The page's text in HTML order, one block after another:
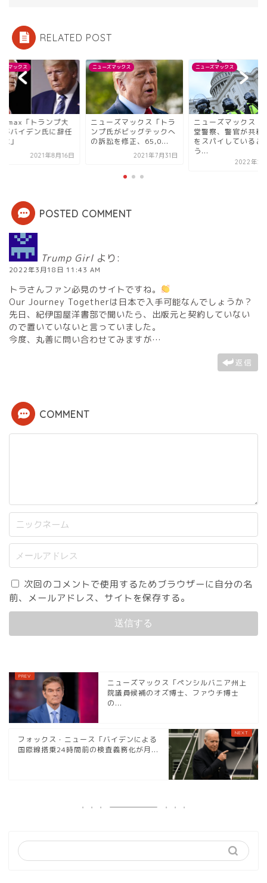
RELATED POST
ズマックス
ズマックス「トラ
氏がビッグテックへ
訟を修正、65,0...
2021年7月31日
ニューズマックス
ニューズマックス「議事
堂警察、警官が共和党員
をスパイしているとい
ニューズマックス
Newsmax「トラン
統領がバイデン氏に
を要求」
POSTED COMMENT
Trump Girl より:
2022年3月18日 11:43 AM
トラさんファン必見のサイトですね。
Our Journey Togetherは日本で入手可能なんでしょうか？
先日、紀伊国屋洋書部で聞いたら、出版元と契約していない
ので置いていないと言っていました。
今度、丸善に問い合わせてみますが…
返信
COMMENT
次回のコメントで使用するためブラウザーに自分の名
前、メールアドレス、サイトを保存する。
ニューズマックス「ペンシルバニア州上
院議員候補のオズ博士、ファウチ博士
の...
フォックス・ニュース「バイデンによる
国際線搭乗24時間前の検査義務化が月...